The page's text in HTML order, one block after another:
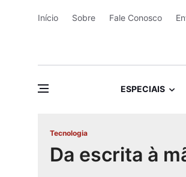
Início Sobre Fale Conosco
ESPECIAIS
Tecnologia
Da escrita à